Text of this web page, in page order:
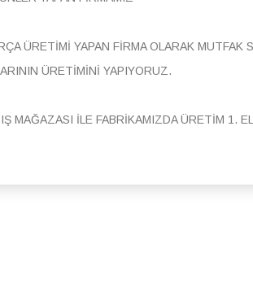
ÜRETİMİ YAPAN FİRMA OLARAK MUTFAK
ÜRETİMİNİ YAPIYORUZ.
MAĞAZASI İLE FABRİKAMIZDA ÜRETİM 1.